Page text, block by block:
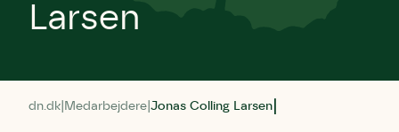
Larsen
dn.dk Medarbejdere Jonas Colling Larsen